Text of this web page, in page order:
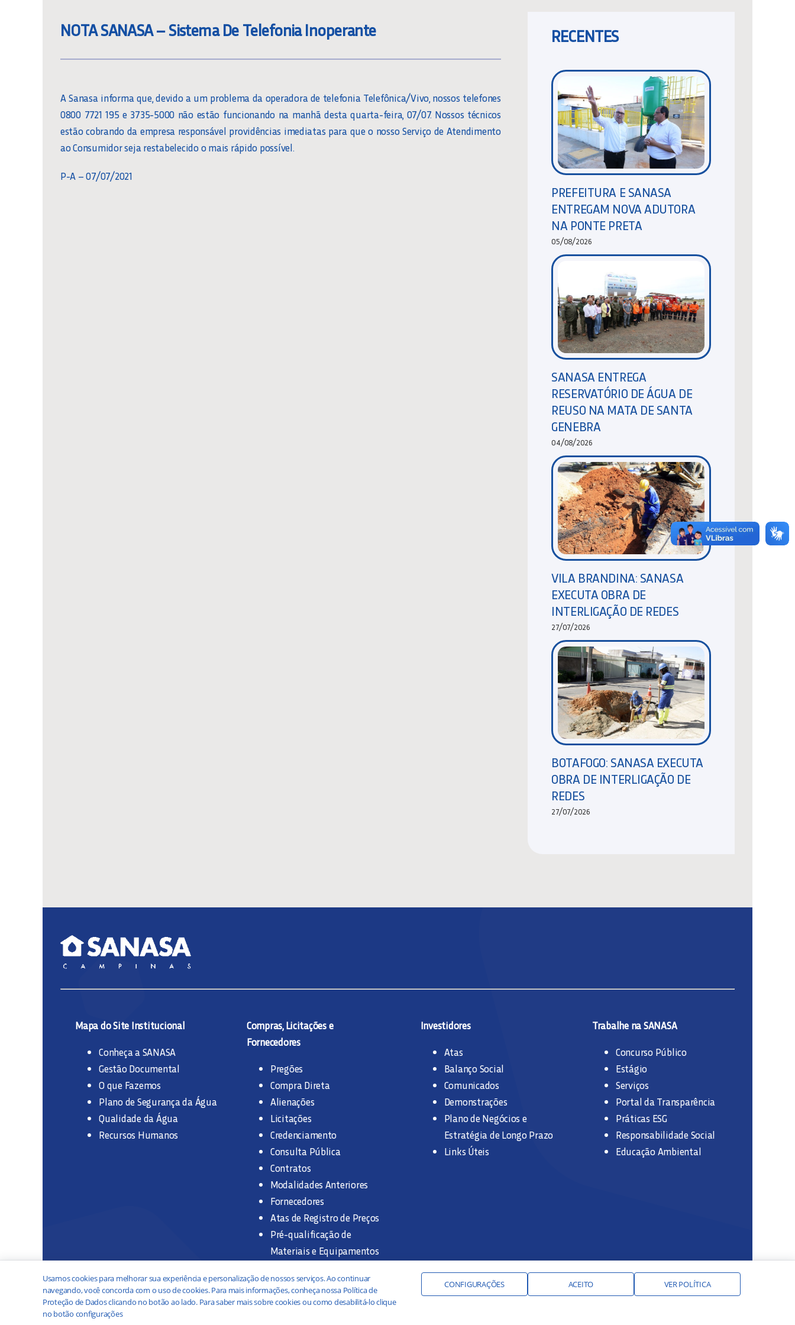
NOTA SANASA – Sistema De Telefonia Inoperante
A Sanasa informa que, devido a um problema da operadora de telefonia Telefônica/Vivo, nossos telefones
0800 7721 195 e 3735-5000 não estão funcionando na manhã desta quarta-feira, 07/07. Nossos técnicos
estão cobrando da empresa responsável providências imediatas para que o nosso Serviço de Atendimento
ao Consumidor seja restabelecido o mais rápido possível.
P-A – 07/07/2021
RECENTES
PREFEITURA E SANASA
ENTREGAM NOVA ADUTORA
NA PONTE PRETA
05/08/2026
SANASA ENTREGA
RESERVATÓRIO DE ÁGUA DE
REUSO NA MATA DE SANTA
GENEBRA
04/08/2026
VILA BRANDINA: SANASA
EXECUTA OBRA DE
INTERLIGAÇÃO DE REDES
27/07/2026
BOTAFOGO: SANASA EXECUTA
OBRA DE INTERLIGAÇÃO DE
REDES
27/07/2026
Mapa do Site Institucional
Conheça a SANASA
Gestão Documental
O que Fazemos
Plano de Segurança da Água
Qualidade da Água
Recursos Humanos
Compras, Licitações e
Fornecedores
Pregões
Compra Direta
Alienações
Licitações
Credenciamento
Consulta Pública
Contratos
Modalidades Anteriores
Fornecedores
Atas de Registro de Preços
Pré-qualificação de
Materiais e Equipamentos
Documentação Interna
Investidores
Atas
Balanço Social
Comunicados
Demonstrações
Plano de Negócios e
Estratégia de Longo Prazo
Links Úteis
Trabalhe na SANASA
Concurso Público
Estágio
Serviços
Portal da Transparência
Práticas ESG
Responsabilidade Social
Educação Ambiental
Usamos cookies para melhorar sua experiência e personalização de nossos serviços. Ao continuar
navegando, você concorda com o uso de cookies. Para mais informações, conheça nossa Política de
Proteção de Dados clicando no botão ao lado. Para saber mais sobre cookies ou como desabilitá-lo clique
no botão configurações
CONFIGURAÇÕES ACEITO VER POLÍTICA